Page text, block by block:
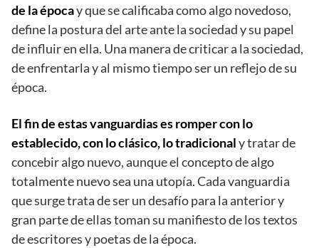
de la épocay que se calificaba como algo novedoso,
define la postura del arte ante la sociedad y su papel
de influir en ella. Una manera de criticar a la sociedad,
de enfrentarla y al mismo tiempo ser un reflejo de su
época.
El fin de estas vanguardias es romper con lo
establecido, con lo clásico, lo tradicionaly tratar de
concebir algo nuevo, aunque el concepto de algo
totalmente nuevo sea una utopía. Cada vanguardia
que surge trata de ser un desafío para la anterior y
gran parte de ellas toman su manifiesto de los textos
de escritores y poetas de la época.